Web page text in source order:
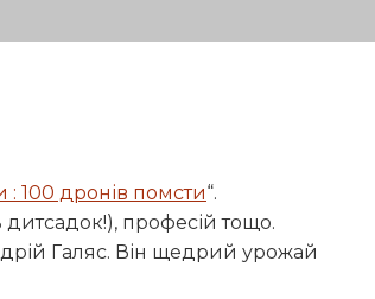
: 100 дронів помсти“.
дитсадок!), професій тощо.
Галяс. Він щедрий урожай